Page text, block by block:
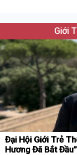
Giới
Đại Hội Giới Trẻ
Hương Đã Bắt Đầu”